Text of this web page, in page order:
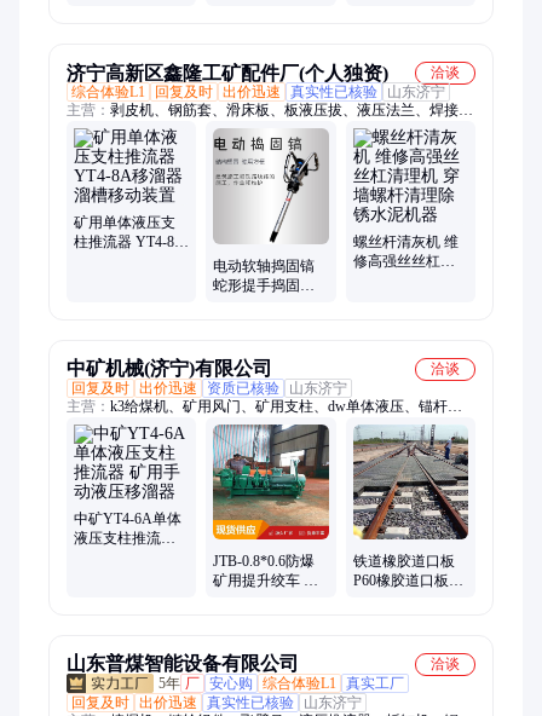
济宁高新区鑫隆工矿配件厂(个人独资)
洽谈
综合体验L1
回复及时 出价迅速 真实性已核验
山东济宁
主营： 剥皮机、钢筋套、滑床板、板液压拔、液压法兰、焊接
机、千斤顶、pe对焊机、塑料焊枪、轴承法兰、焊机焊接、热熔
焊机、气动法兰、燃气管道、消防管道、手动锚索、分体法兰、
水暖管道、pe管热熔机、油压取销器、自控试压泵、螺栓套丝
机、圆钢套丝机、锚索张拉机、阀门分离器
矿用单体液压支
柱推流器 YT4-8A
电动软轴捣固镐
蛇形提手捣固机
螺丝杆清灰机 维
修高强丝丝杠清
中矿机械(济宁)有限公司
洽谈
回复及时 出价迅速 资质已核验
山东济宁
主营： k3给煤机、矿用风门、矿用支柱、dw单体液压、锚杆钻
机、调度绞车、气动闭锁、电缆桥架、煤矿单体、检验装置、防
水密闭门、玻璃钢电缆、气体测定器、玻璃钢格栅、防火密闭
门、无损检测仪、履带挖掘机、避难硐室门、矿灯充电柜、玻璃
钢复合、爆性测定仪、刮板输送机
中矿YT4-6A单体
液压支柱推流器
JTB-0.8*0.6防爆
矿用提升绞车 中
铁道橡胶道口板
P60橡胶道口板图
山东普煤智能设备有限公司
洽谈
5年 厂 安心购 综合体验L1 真实工厂
回复及时 出价迅速 真实性已核验
山东济宁